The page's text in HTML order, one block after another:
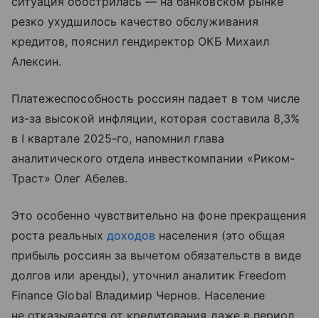
резко ухудшилось качество обслуживания
кредитов, пояснил гендиректор ОКБ Михаил
Алексин.
Платежеспособность россиян падает в том числе
из-за высокой инфляции, которая составила 8,3%
в I квартале 2025-го, напомнил глава
аналитического отдела инвесткомпании «Риком-
Траст» Олег Абелев.
Это особенно чувствительно на фоне прекращения
роста реальных доходов населения (это общая
прибыль россиян за вычетом обязательств в виде
долгов или аренды), уточнил аналитик Freedom
Finance Global Владимир Чернов. Население
не отказывается от кредитования даже в период